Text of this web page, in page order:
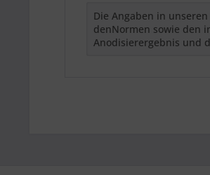
Die Angaben in
denNormen sowie den
Anodisierergebnis und